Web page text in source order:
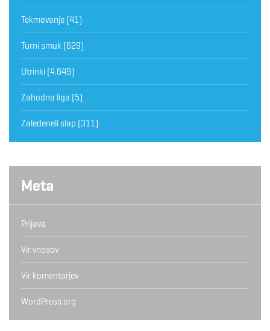
Tekmovanje (41)
Turni smuk (629)
Utrinki (4.649)
Zahodna liga (5)
Zaledeneli slap (311)
Meta
Prijava
Vir vnosov
Vir komentarjev
WordPress.org